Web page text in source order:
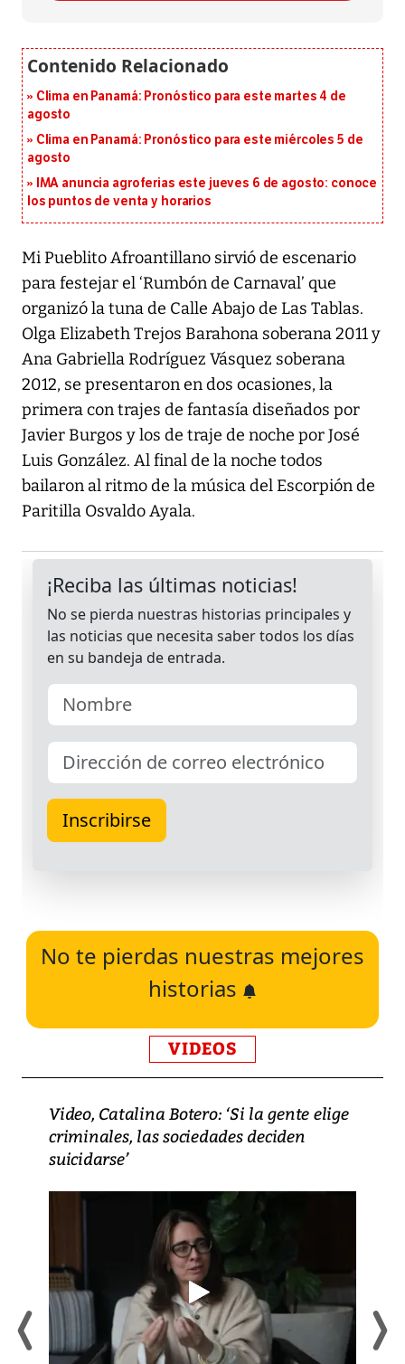
Clima en Panamá: Pronóstico para este martes 4 de
agosto
Clima en Panamá: Pronóstico para este miércoles 5 de
agosto
IMA anuncia agroferias este jueves 6 de agosto: conoce
los puntos de venta y horarios
Mi Pueblito Afroantillano sirvió de escenario
para festejar el ‘Rumbón de Carnaval’ que
organizó la tuna de Calle Abajo de Las Tablas.
Olga Elizabeth Trejos Barahona soberana 2011 y
Ana Gabriella Rodríguez Vásquez soberana
2012, se presentaron en dos ocasiones, la
primera con trajes de fantasía diseñados por
Javier Burgos y los de traje de noche por José
Luis González. Al final de la noche todos
bailaron al ritmo de la música del Escorpión de
Paritilla Osvaldo Ayala.
No te pierdas nuestras mejores
historias
VIDEOS
Video, Catalina Botero: ‘Si la gente elige
criminales, las sociedades deciden
suicidarse’